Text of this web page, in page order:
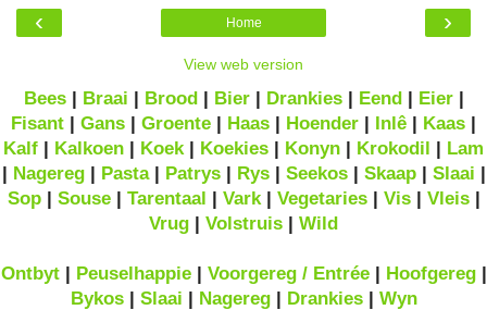
‹ ›
Home
View web version
Bees| Braai | Brood| Bier| Drankies| Eend| Eier|
Fisant | Gans | Groente | Haas | Hoender | Inlê | Kaas |
Kalf | Kalkoen | Koek | Koekies | Konyn | Krokodil | Lam
| Nagereg| Pasta| Patrys| Rys| Seekos| Skaap| Slaai |
Sop| Souse| Tarentaal | Vark| Vegetaries| Vis| Vleis|
Vrug | Volstruis | Wild
Ontbyt| Peuselhappie| Voorgereg / Entrée| Hoofgereg|
Bykos| Slaai | Nagereg| Drankies| Wyn